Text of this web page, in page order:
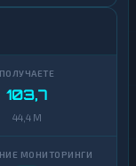
103,7
44,4 M